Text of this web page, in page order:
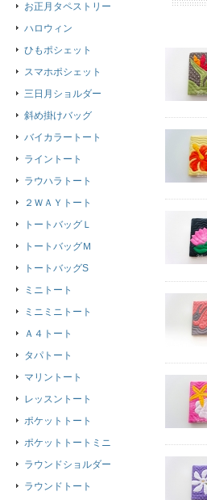
お正月タペストリー
ハロウィン
ひもポシェット
スマホポシェット
三日月ショルダー
斜め掛けバッグ
バイカラートート
ライントート
ラウハラトート
２ＷＡＹトート
トートバッグＬ
トートバッグＭ
トートバッグS
ミニトート
ミニミニトート
Ａ４トート
タパトート
マリントート
レッスントート
ポケットトート
ポケットトートミニ
ラウンドショルダー
ラウンドトート